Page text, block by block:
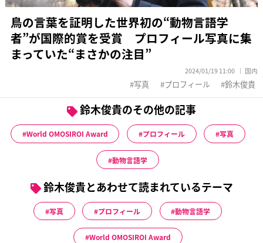
鳥の言葉を証明した世界初の“動物言語学
者”が国際的賞を受賞 プロフィール写真に集
まっていた“まさかの注目”
2024/01/19 11:00 国内
写真 プロフィール 鈴木俊貴
鈴木俊貴のその他の記事
World OMOSIROI Award プロフィール 写真
動物言語学
鈴木俊貴とあわせて読まれているテーマ
写真 プロフィール 動物言語学
World OMOSIROI Award